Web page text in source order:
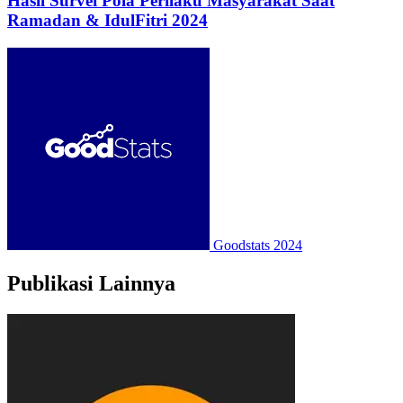
Ramadan & IdulFitri 2024
Goodstats 2024
Publikasi Lainnya